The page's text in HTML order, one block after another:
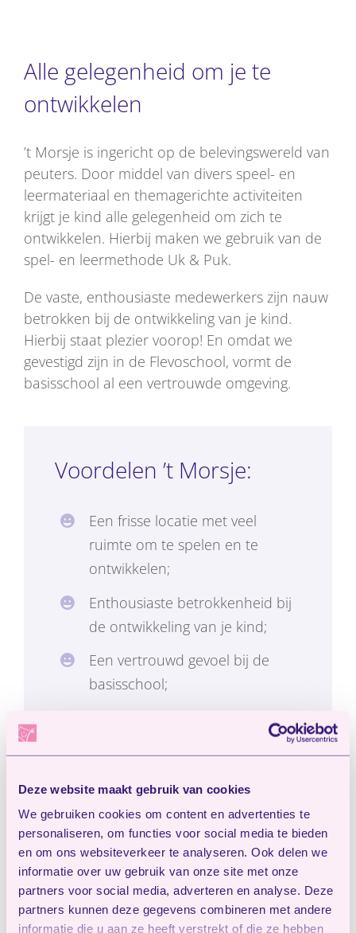
Deze website maakt gebruik van cookies
We gebruiken cookies om content en advertenties te
personaliseren, om functies voor social media te bieden
en om ons websiteverkeer te analyseren. Ook delen we
informatie over uw gebruik van onze site met onze
partners voor social media, adverteren en analyse. Deze
partners kunnen deze gegevens combineren met andere
informatie die u aan ze heeft verstrekt of die ze hebben
Alle gelegenheid om je te
ontwikkelen
’t Morsje is ingericht op de belevingswereld van
peuters. Door middel van divers speel- en
leermateriaal en themagerichte activiteiten
krijgt je kind alle gelegenheid om zich te
ontwikkelen. Hierbij maken we gebruik van de
spel- en leermethode Uk & Puk.
De vaste, enthousiaste medewerkers zijn nauw
betrokken bij de ontwikkeling van je kind.
Hierbij staat plezier voorop! En omdat we
gevestigd zijn in de Flevoschool, vormt de
basisschool al een vertrouwde omgeving.
Voordelen ’t Morsje:
Een frisse locatie met veel
ruimte om te spelen en te
ontwikkelen;
Enthousiaste betrokkenheid bij
de ontwikkeling van je kind;
Een vertrouwd gevoel bij de
basisschool;
Lekker veel buitenspelen in de
opvang zijn inbegrepen.